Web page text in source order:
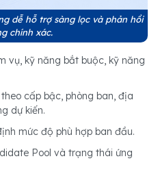
dễ hỗ trợ sàng lọc và phản hồi
chính xác.
vụ, kỹ năng bắt buộc, kỹ năng
cấp bậc, phòng ban, địa
dự kiến.
mức độ phù hợp ban đầu.
Pool và trạng thái ứng